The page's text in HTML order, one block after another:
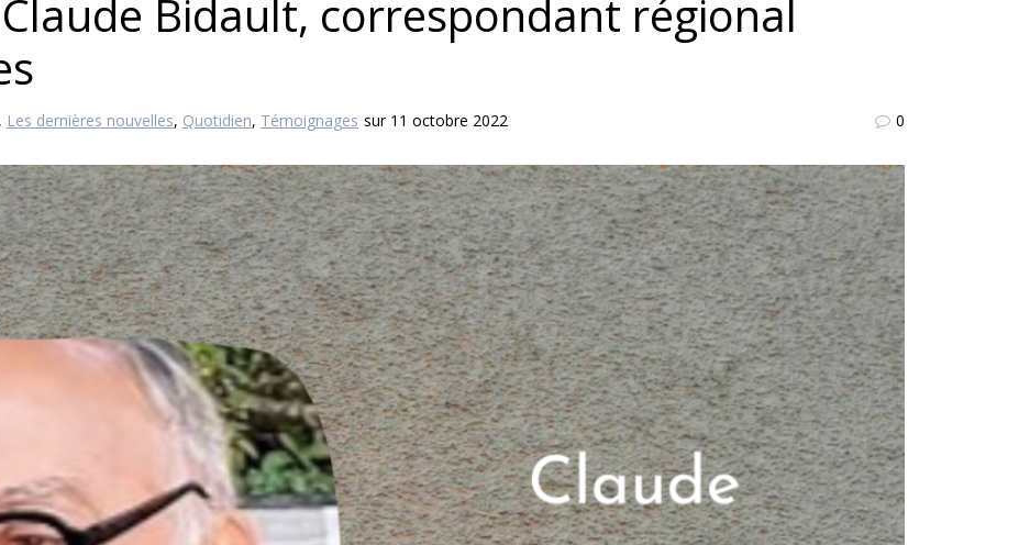
Bidault, correspondant régional
, Les dernières nouvelles, Quotidien, Témoignages sur 11 octobre 2022 0